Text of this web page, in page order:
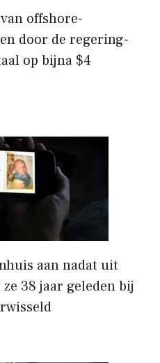
offshore-
door de regering-
op bijna $4
aan nadat uit
38 jaar geleden bij